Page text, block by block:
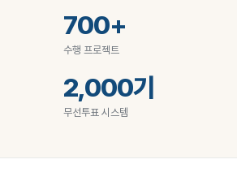
700+
수행 프로젝트
2,000기
무선투표 시스템